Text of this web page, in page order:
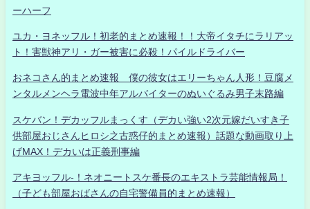
ーハーフ
ユカ・ヨネッフル！初老的まとめ速報！！大帝イタチにラリアッ
ト！害獣神アリ・ガー被害に必殺！パイルドライバー
おネコさん的まとめ速報 僕の彼女はエリーちゃん人形！豆腐メ
ンタルメンヘラ電波中年アルバイターのぬいぐるみ男子末路編
スケバン！デカッフルまっくす（デカい強い2次元嫁だいすき子
供部屋おじさんヒロシ之古惑仔的まとめ速報）話題な動画取り上
げMAX！デカいは正義刑事編
アキヨッフル-！ネオニートスケ番長のエキストラ芸能情報局！
（子ども部屋おばさんの自宅警備員的まとめ速報）